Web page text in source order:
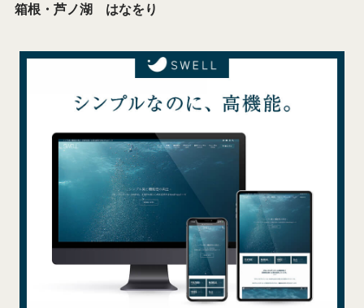
箱根・芦ノ湖 はなをり